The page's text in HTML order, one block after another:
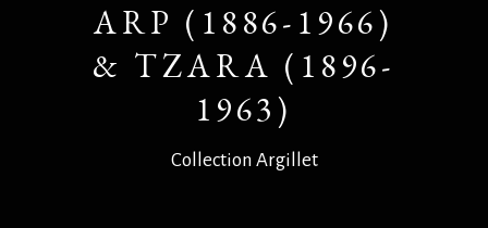
ARP (1886-1966)
& TZARA (1896-
1963)
Collection Argillet